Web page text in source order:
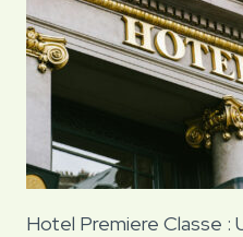
Hotel Premiere Classe :